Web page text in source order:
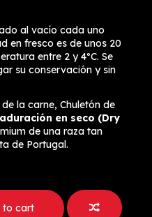
al vacío cada uno
en fresco es de unos 20
entre 2 y 4ºC. Se
su conservación y sin
la carne, Chuletón de
en seco (Dry
de una raza tan
de Portugal.
to cart